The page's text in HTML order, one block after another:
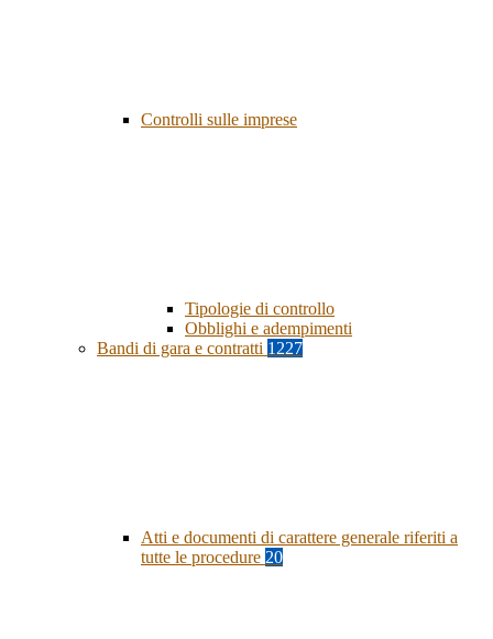
Controlli sulle imprese
Tipologie di controllo
Obblighi e adempimenti
Bandi di gara e contratti 1227
Atti e documenti di carattere generale riferiti a
tutte le procedure 20